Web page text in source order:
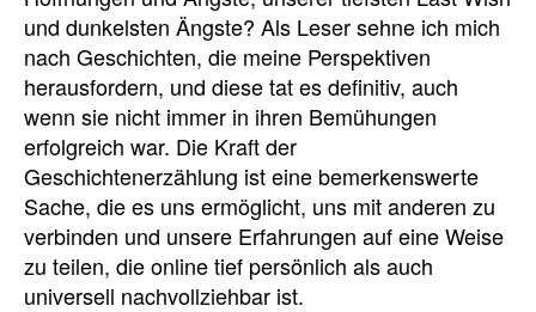
und dunkelsten Ängste? Als Leser sehne ich mich
nach Geschichten, die meine Perspektiven
herausfordern, und diese tat es definitiv, auch
wenn sie nicht immer in ihren Bemühungen
erfolgreich war. Die Kraft der
Geschichtenerzählung ist eine bemerkenswerte
Sache, die es uns ermöglicht, uns mit anderen zu
verbinden und unsere Erfahrungen auf eine Weise
zu teilen, die online tief persönlich als auch
universell nachvollziehbar ist.